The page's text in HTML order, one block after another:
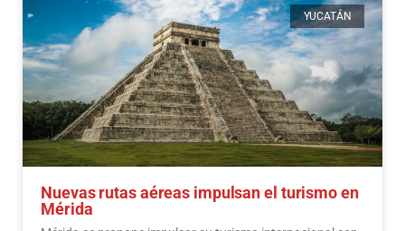
YUCATÁN
Nuevas rutas aéreas impulsan el turismo en
Mérida